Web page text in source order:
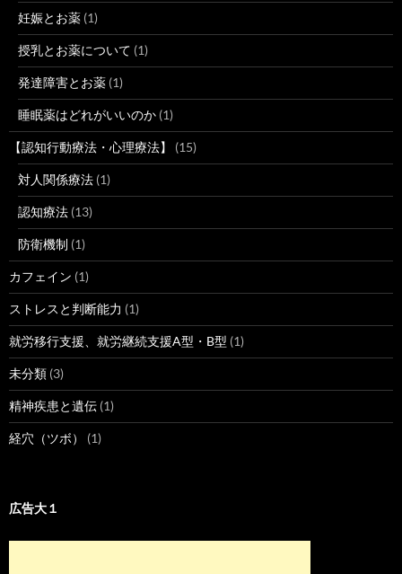
妊娠とお薬 (1)
授乳とお薬について (1)
発達障害とお薬 (1)
睡眠薬はどれがいいのか (1)
【認知行動療法・心理療法】 (15)
対人関係療法 (1)
認知療法 (13)
防衛機制 (1)
カフェイン (1)
ストレスと判断能力 (1)
就労移行支援、就労継続支援A型・B型 (1)
未分類 (3)
精神疾患と遺伝 (1)
経穴（ツボ） (1)
広告大１